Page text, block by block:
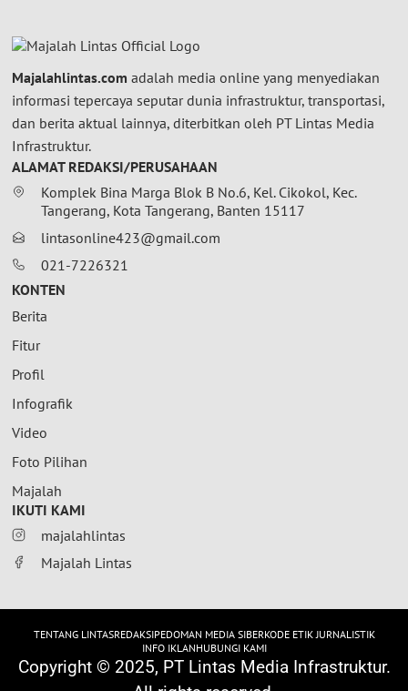
Majalahlintas.com adalah media online yang menyediakan
informasi tepercaya seputar dunia infrastruktur, transportasi,
dan berita aktual lainnya, diterbitkan oleh PT Lintas Media
Infrastruktur.
ALAMAT REDAKSI/PERUSAHAAN
Komplek Bina Marga Blok B No.6, Kel. Cikokol, Kec.
Tangerang, Kota Tangerang, Banten 15117
lintasonline423@gmail.com
021-7226321
KONTEN
Berita
Fitur
Profil
Infografik
Video
Foto Pilihan
Majalah
IKUTI KAMI
majalahlintas
Majalah Lintas
TENTANG LINTASREDAKSIPEDOMAN MEDIA SIBERKODE ETIK JURNALISTIK
INFO IKLANHUBUNGI KAMI
Copyright © 2025, PT Lintas Media Infrastruktur.